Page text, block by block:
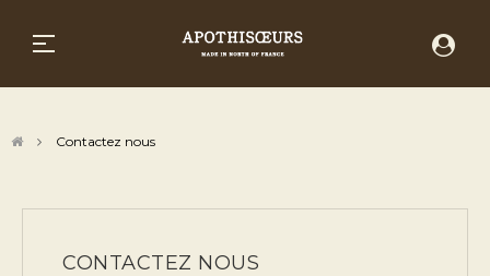
Basculer la navigation
☰
Contactez nous
CONTACTEZ NOUS